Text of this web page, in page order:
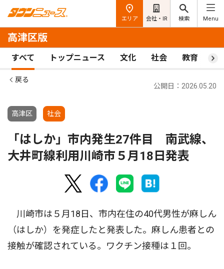
エリア 会社・IR 検索 Menu
高津区版
すべて トップニュース 文化 社会 教育 ス
戻る
高津区 社会
公開日：2026.05.20
「はしか」市内発生27件目 南武線、
大井町線利用川崎市５月18日発表
川崎市は５月18日、市内在住の40代男性が麻しん
（はしか）を発症したと発表した。麻しん患者との
接触が確認されている。ワクチン接種は１回。